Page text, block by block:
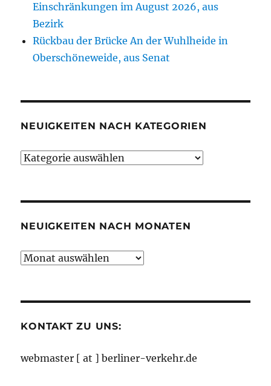
Einschränkungen im August 2026, aus
Bezirk
Rückbau der Brücke An der Wuhlheide in
Oberschöneweide, aus Senat
NEUIGKEITEN NACH KATEGORIEN
Neuigkeiten
NEUIGKEITEN NACH MONATEN
Neuigkeiten
KONTAKT ZU UNS:
webmaster [ at ] berliner-verkehr.de